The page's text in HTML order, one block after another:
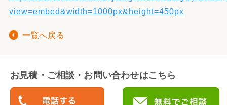
view=embed&width=1000px&height=450px
一覧へ戻る
お見積・ご相談・お問い合わせはこちら